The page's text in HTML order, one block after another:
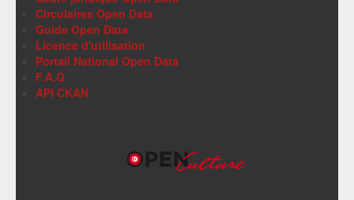
Circulaires Open Data
Guide Open Data
Licence d'utilisation
Portail National Open Data
F.A.Q
API CKAN